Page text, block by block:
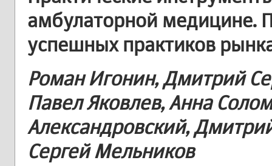
амбулаторной медицине.
успешных практиков
Роман Игонин, Дмитрий
Павел Яковлев, Анна
Александровский,
Сергей Мельников